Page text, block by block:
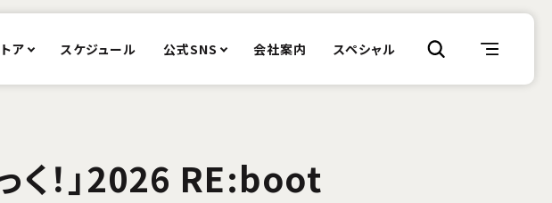
ア スケジュール 公式SNS 会社案内 スペシャル
く！」2026 RE:boot